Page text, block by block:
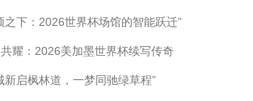
之下：2026世界杯场馆的智能跃迁”
耀：2026美加墨世界杯续写传奇
新启枫林道，一梦同驰绿草程”